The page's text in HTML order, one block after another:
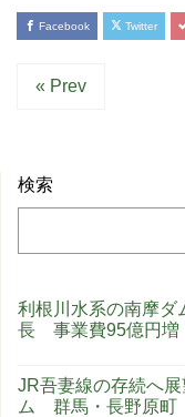
Facebook Twitter
« Prev
検索
利根川水系の南摩ダ
長 事業費95億円増
JR吾妻線の存続へ
ム 群馬・長野原町